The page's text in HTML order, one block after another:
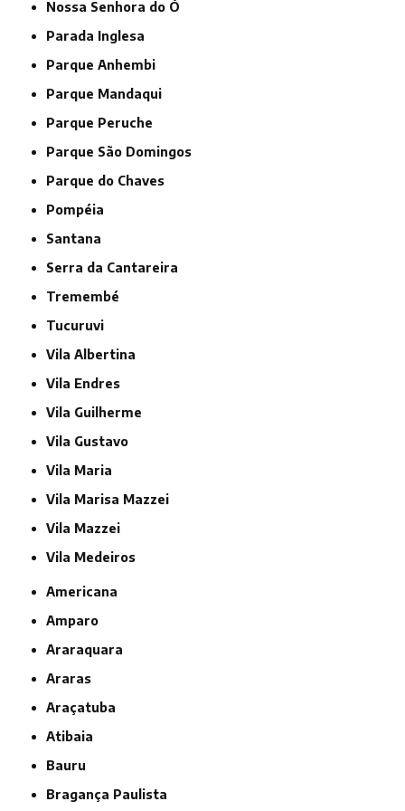
Nossa Senhora do Ó
Parada Inglesa
Parque Anhembi
Parque Mandaqui
Parque Peruche
Parque São Domingos
Parque do Chaves
Pompéia
Santana
Serra da Cantareira
Tremembé
Tucuruvi
Vila Albertina
Vila Endres
Vila Guilherme
Vila Gustavo
Vila Maria
Vila Marisa Mazzei
Vila Mazzei
Vila Medeiros
Americana
Amparo
Araraquara
Araras
Araçatuba
Atibaia
Bauru
Bragança Paulista